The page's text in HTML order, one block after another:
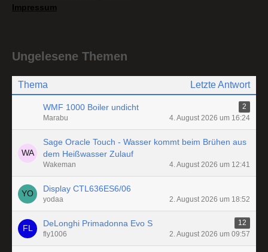
Impressum
Ungelesene Themen
Thema Letzte Antwort
WMF 1000 Boiler undicht
2
Marabu
4. August 2026 um 16:24
Sage Oracle Touch - Wasser kommt beim Brühen aus
dem Heißwasser Zulauf
Wakeman 4. August 2026 um 12:41
Display CTL636ES6/06
yodaa 2. August 2026 um 18:52
DeLonghi Primadonna Evo S
12
fly1006
2. August 2026 um 09:57